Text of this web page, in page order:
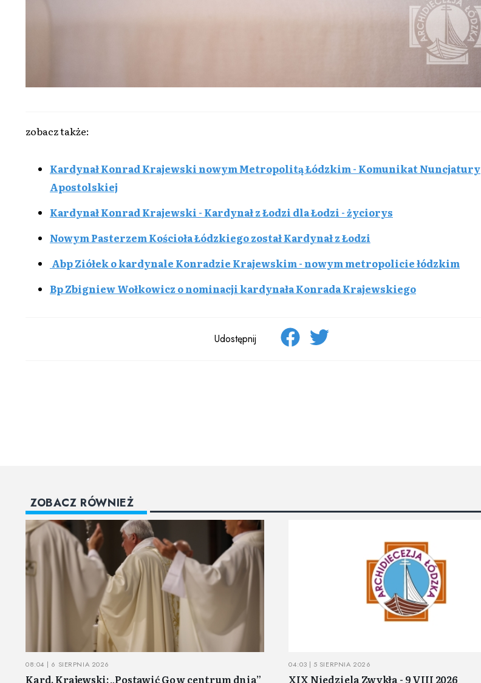
zobacz także:
Kardynał Konrad Krajewski nowym Metropolitą Łódzkim - Komunikat Nuncjatury
Apostolskiej
Kardynał Konrad Krajewski - Kardynał z Łodzi dla Łodzi - życiorys
Nowym Pasterzem Kościoła Łódzkiego został Kardynał z Łodzi
Abp Ziółek o kardynale Konradzie Krajewskim - nowym metropolicie łódzkim
Bp Zbigniew Wołkowicz o nominacji kardynała Konrada Krajewskiego
Udostępnij
ZOBACZ RÓWNIEŻ
08:04 | 6 SIERPNIA 2026
Kard. Krajewski: „Postawić Go w centrum dnia”
04:03 | 5 SIERPNIA 2026
XIX Niedziela Zwykła - 9 VIII 2026